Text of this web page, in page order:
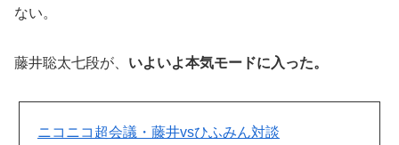
ない。
藤井聡太七段が、 いよいよ本気モードに入った。
ニコニコ超会議・藤井vsひふみん対談